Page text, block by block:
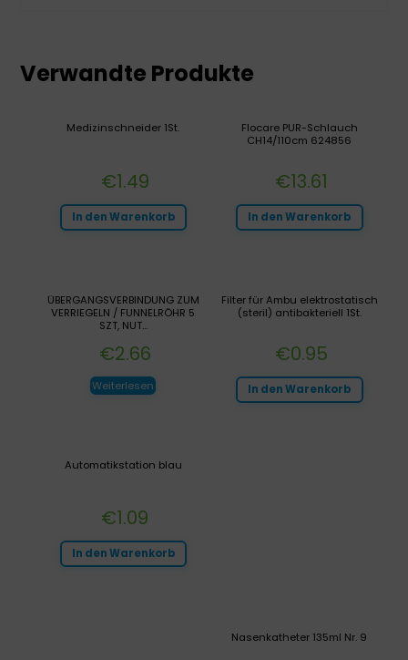
Verwandte Produkte
Flocare PUR-Schlauch
CH14/110cm 624856
€13.61
In den Warenkorb
Medizinschneider 1St.
€1.49
In den Warenkorb
Filter für Ambu elektrostatisch
(steril) antibakteriell 1St.
€0.95
In den Warenkorb
ÜBERGANGSVERBINDUNG ZUM
VERRIEGELN / FUNNELRÖHR 5
SZT, NUT...
€2.66
Weiterlesen
Automatikstation blau
€1.09
In den Warenkorb
Nasenkatheter 135ml Nr. 9